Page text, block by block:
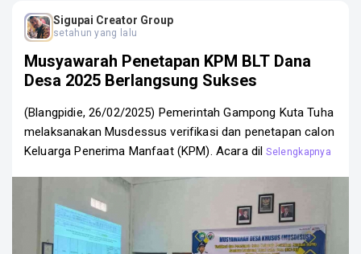
Sigupai Creator Group
setahun yang lalu
Musyawarah Penetapan KPM BLT Dana
Desa 2025 Berlangsung Sukses
(Blangpidie, 26/02/2025) Pemerintah Gampong Kuta Tuha
melaksanakan Musdessus verifikasi dan penetapan calon
Keluarga Penerima Manfaat (KPM). Acara dil